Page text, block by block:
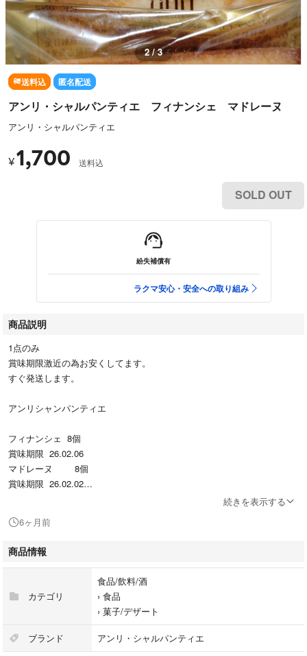
2 / 3
送料込 匿名配送
アンリ・シャルパンティエ フィナンシェ マドレーヌ
アンリ・シャルパンティエ
¥1,700 送料込
SOLD OUT
紛失補償有
ラクマ安心・安全への取り組み
商品説明
1点のみ
賞味期限激近の為お安くしてます。
すぐ発送します。
アンリシャンパンティエ
フィナンシェ 8個
賞味期限 26.02.06
マドレーヌ 8個
賞味期限 26.02.02
定価 2700円
続きを表示する
6ヶ月前
商品情報
カテゴリ
食品/飲料/酒
› 食品
› 菓子/デザート
ブランド アンリ・シャルパンティエ